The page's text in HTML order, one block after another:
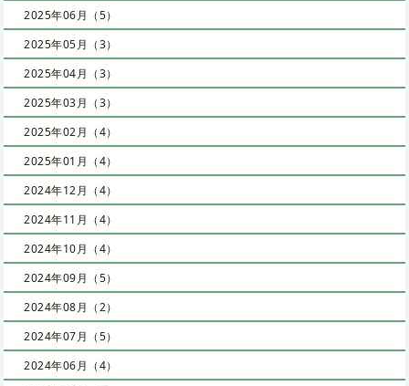
2025年06月（5）
2025年05月（3）
2025年04月（3）
2025年03月（3）
2025年02月（4）
2025年01月（4）
2024年12月（4）
2024年11月（4）
2024年10月（4）
2024年09月（5）
2024年08月（2）
2024年07月（5）
2024年06月（4）